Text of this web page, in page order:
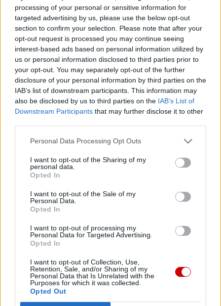
processing of your personal or sensitive information for
targeted advertising by us, please use the below opt-out
section to confirm your selection. Please note that after your
opt-out request is processed you may continue seeing
interest-based ads based on personal information utilized by
us or personal information disclosed to third parties prior to
your opt-out. You may separately opt-out of the further
disclosure of your personal information by third parties on the
IAB’s list of downstream participants. This information may
also be disclosed by us to third parties on the IAB’s List of
Downstream Participants that may further disclose it to other
Personal Data Processing Opt Outs
I want to opt-out of the Sharing of my
personal data.
Opted In
I want to opt-out of the Sale of my
Personal Data.
Opted In
I want to opt-out of processing my
Personal Data for Targeted Advertising.
Opted In
I want to opt-out of Collection, Use,
Retention, Sale, and/or Sharing of my
Personal Data that Is Unrelated with the
Purposes for which it was collected.
Opted Out
06 sierpnia 2026 | 20:44
Medziugorie: zakończył się 37. Mladifest
06 sierpnia 2026 | 20:19
Biskupi Meksyku: stulecie Cristiady to czas łaski
06 sierpnia 2026 | 18:32
Kard. Parolin w Meksyku: modlitwa, obecność i świadectwo
drogą do pokoju
06 sierpnia 2026 | 18:28
Fundacja Małych Stópek tworzy sieć „Szkół Pełnych Życia”
Popularne